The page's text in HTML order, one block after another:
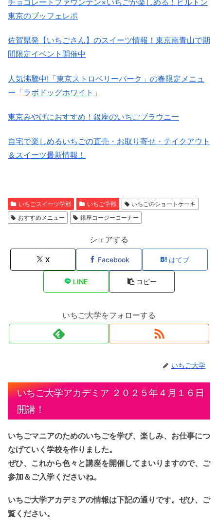
東京のブッフェレポ
佐賀県発【いちごさん】のスイーツ情報！東京南青山で期
間限定イベント開催中
人気沸騰中!「東京ストロベリーパーク」の春限定メニュ
ー「ラボドッグホワイト」
東京みやげにおすすめ！銀座のいちごブラウニー
自宅で楽しめるいちごの直売・お取り寄せ・テイクアウト
＆スイーツ最新情報！
いちごスイーツ学部 いちご学部
いちごのショートケーキ
おすすめメニュー
銀座コージーコーナー
シェアする
X Facebook はてブ
LINE コピー
いちご大学をフォローする
いちご大学
いちご大学アカデミア ２０２５年４月１６日
開講！
いちごマニアのためのいちごを学び、楽しみ、お仕事につ
なげていく学校を作りました。
ぜひ、これから色々と講座を開催してまいりますので、ご
参加＆ご入学くださいね。
いちご大学アカデミアの情報は下記の通りです。ぜひ、ご
覧ください。